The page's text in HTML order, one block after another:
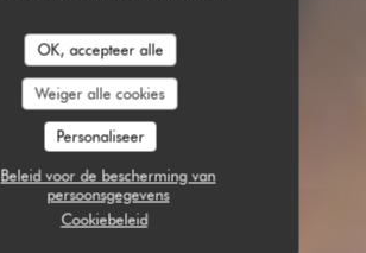
OK, accepteer alle
Weiger alle cookies
Personaliseer
Beleid voor de bescherming van
persoonsgegevens
Cookiebeleid